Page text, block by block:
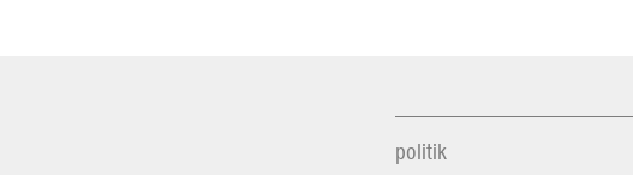
politik